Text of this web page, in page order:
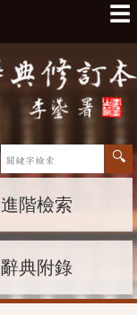
☰
進階檢索
辭典附錄